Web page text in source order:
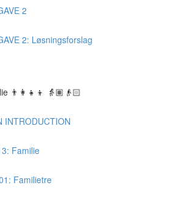
2
2: Løsningsforslag
👨‍👩‍👧‍👦 👵🏽👴🏻
3: Familie
Familietre